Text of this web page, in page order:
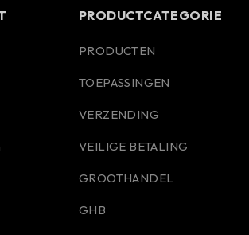
PRODUCTCATEGORIE
PRODUCTEN
TOEPASSINGEN
VERZENDING
VEILIGE BETALING
GROOTHANDEL
GHB